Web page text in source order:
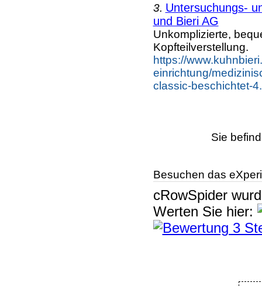
3. Untersuchungs-
und Bieri AG
Unkomplizierte,
Kopfteilverstellung.
https://
einrichtung/
classic-beschichtet-
Sie
Besuchen das
cRowSpider
Werten Sie hier: